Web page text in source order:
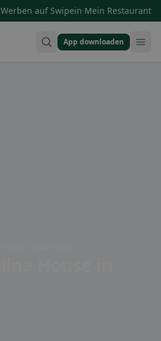
Werben auf Swipein·Mein Restaurant
App downloaden